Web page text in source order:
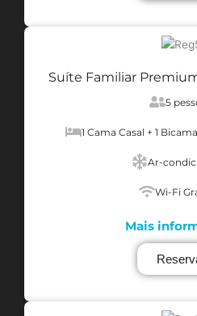
Suíte Familiar
5
1 Cama Casal + 1
Ar-
Wi-Fi
Mais